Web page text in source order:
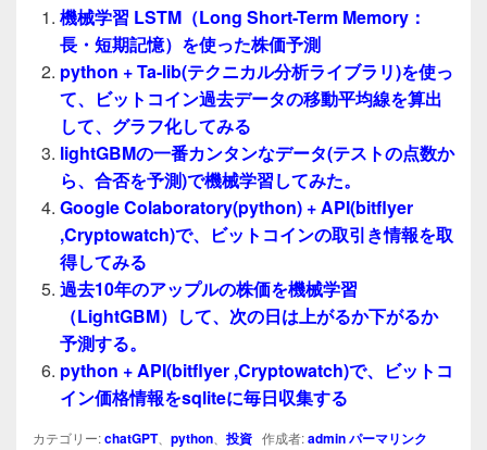
機械学習 LSTM（Long Short-Term Memory：
長・短期記憶）を使った株価予測
python + Ta-lib(テクニカル分析ライブラリ)を使っ
て、ビットコイン過去データの移動平均線を算出
して、グラフ化してみる
lightGBMの一番カンタンなデータ(テストの点数か
ら、合否を予測)で機械学習してみた。
Google Colaboratory(python) + API(bitflyer
,Cryptowatch)で、ビットコインの取引き情報を取
得してみる
過去10年のアップルの株価を機械学習
（LightGBM）して、次の日は上がるか下がるか
予測する。
python + API(bitflyer ,Cryptowatch)で、ビットコ
イン価格情報をsqliteに毎日収集する
カテゴリー:chatGPT、 python 投資 作成者:adminパーマリンク